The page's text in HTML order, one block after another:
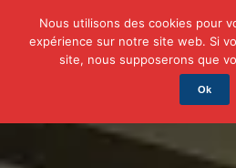
Auto/Moto Business
Nous utilisons des cookies pour
expérience sur notre site web. Si
site, nous supposerons que
Ok